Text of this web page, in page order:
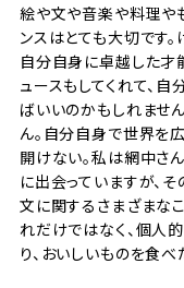
絵や文や音楽や料理や
ンスはとても大切です
自分自身に卓越した才
ュースもしてくれて、
ばいいのかもしれませ
ん。自分自身で世界を
開けない。私は網中さ
に出会っていますが、
文に関するさまざまな
れだけではなく、個人
り、おいしいものを食べ